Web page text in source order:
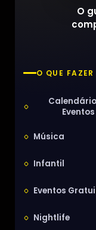
O
O QUE
Eventos
Música
Infantil
Eventos
Nightlife